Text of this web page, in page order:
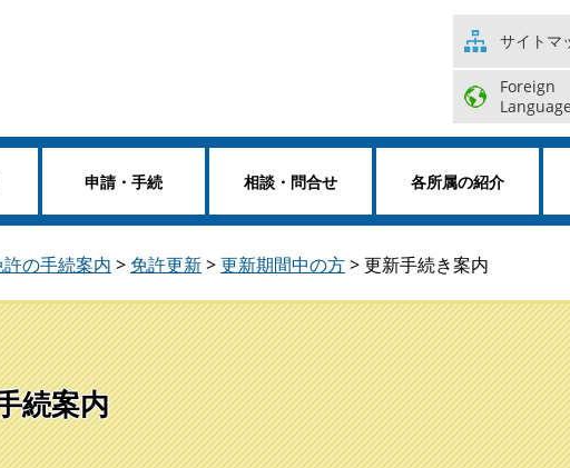
サイトマ
Foreign
Language
申請・手続 相談・問合せ 各所属の紹介
の手続案内 > 免許更新>更新期間中の方>更新手続き案内
続案内